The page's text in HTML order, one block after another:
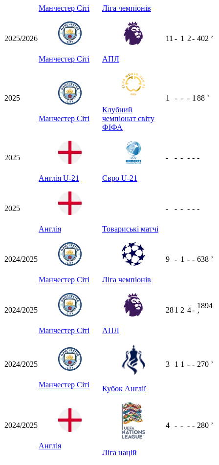
Манчестер Сіті Ліга чемпіонів
2025/2026
Манчестер Сіті АПЛ
11 - 1 2- 402 ʼ
2025
Манчестер Сіті
Клубний
чемпіонат світу
ФІФА
1 - - - 1 88 ʼ
2025
Англія U-21 Євро U-21
- - - - - -
2025
Англія Товариські матчі
- - - - - -
2024/2025
Манчестер Сіті Ліга чемпіонів
9 - 1 - - 638 ʼ
2024/2025
Манчестер Сіті АПЛ
281 2 4-
1894
ʼ
2024/2025
Манчестер Сіті Кубок Англії
3 1 1 - - 270 ʼ
2024/2025
Англія
Ліга націй
4 - - - - 280 ʼ